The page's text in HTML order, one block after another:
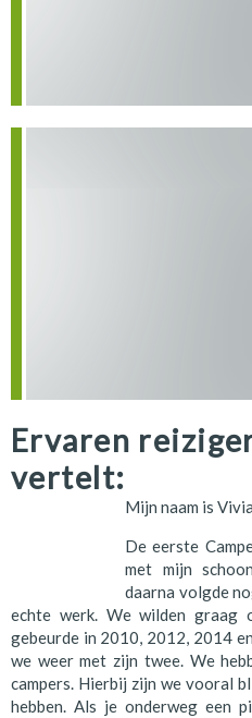
Ervaren
vertelt:
Mijn naam is
De eerste
met mijn
daarna volgde
echte werk. We wilden graag
gebeurde in 2010, 2012, 2014
we weer met zijn twee. We
campers. Hierbij zijn we vooral
hebben. Als je onderweg een